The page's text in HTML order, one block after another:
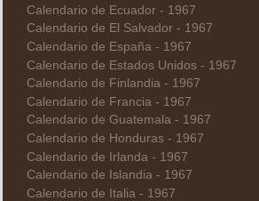
Calendario de Ecuador - 1967
Calendario de El Salvador - 1967
Calendario de España - 1967
Calendario de Estados Unidos - 1967
Calendario de Finlandia - 1967
Calendario de Francia - 1967
Calendario de Guatemala - 1967
Calendario de Honduras - 1967
Calendario de Irlanda - 1967
Calendario de Islandia - 1967
Calendario de Italia - 1967